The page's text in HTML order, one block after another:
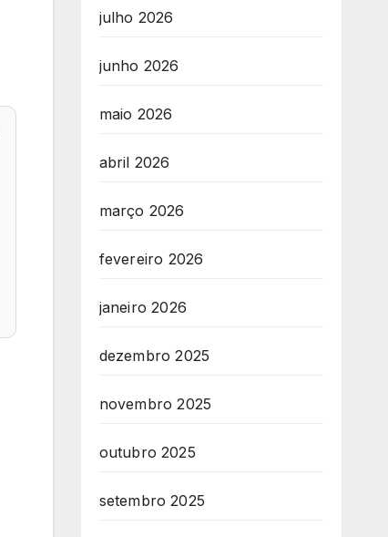
julho 2026
junho 2026
maio 2026
abril 2026
março 2026
fevereiro 2026
janeiro 2026
dezembro 2025
novembro 2025
outubro 2025
setembro 2025